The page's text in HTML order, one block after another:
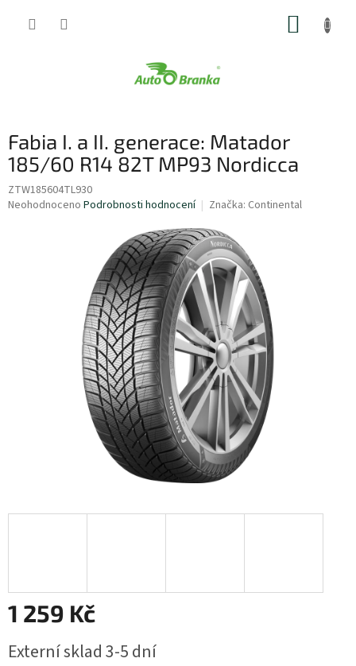
Fabia I. a II. generace: Matador
185/60 R14 82T MP93 Nordicca
ZTW185604TL930
Průměrné
Neohodnoceno Podrobnosti hodnocení Značka: Continental
1 259 Kč
cena:
Externí sklad 3-5 dní